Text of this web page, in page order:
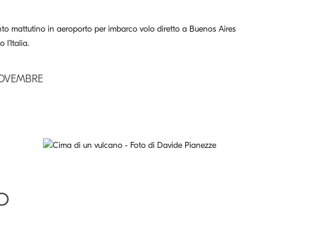
mattutino in aeroporto per imbarco volo diretto a Buenos Aires
l’Italia.